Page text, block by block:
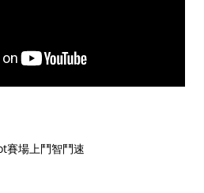
賽場上鬥智鬥速